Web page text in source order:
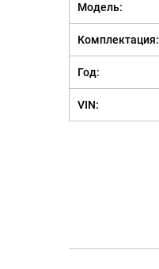
Модель:
Комплектация:
Год:
VIN: